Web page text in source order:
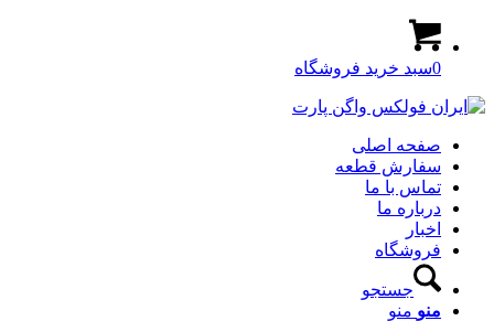
0سبد خرید فروشگاه
صفحه اصلی
سفارش قطعه
تماس با ما
درباره ما
اخبار
فروشگاه
جستجو
منو منو